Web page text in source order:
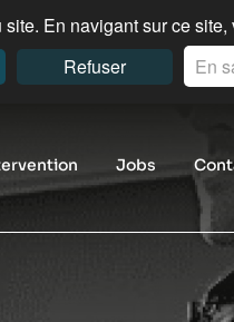
En navigant sur ce
Refuser En
Jobs